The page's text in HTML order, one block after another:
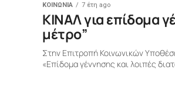
ΚΟΙΝΩΝΙΑ 7 έτη ago
ΚΙΝΑΛ για επίδομα
μέτρο”
Στην Επιτροπή Κοινωνικών
«Επίδομα γέννησης και λοιπές